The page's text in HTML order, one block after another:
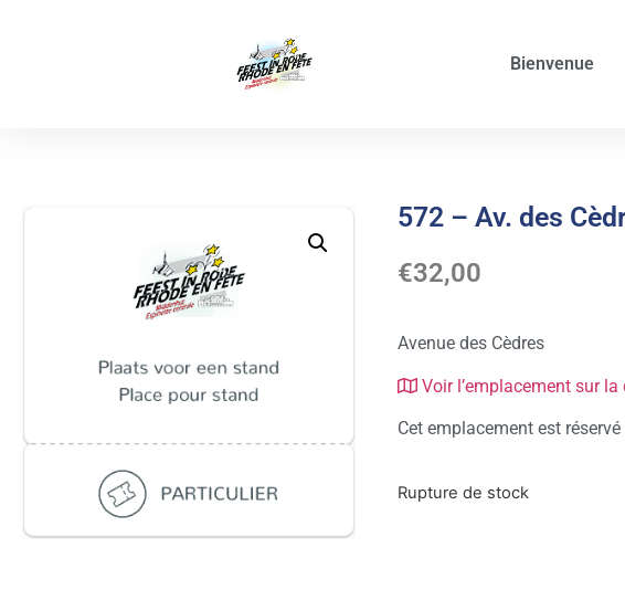
Bienvenue
572 – Av. des
€32,00
Avenue des Cèdres
Voir l’emplacement sur la
Cet emplacement est
Rupture de stock